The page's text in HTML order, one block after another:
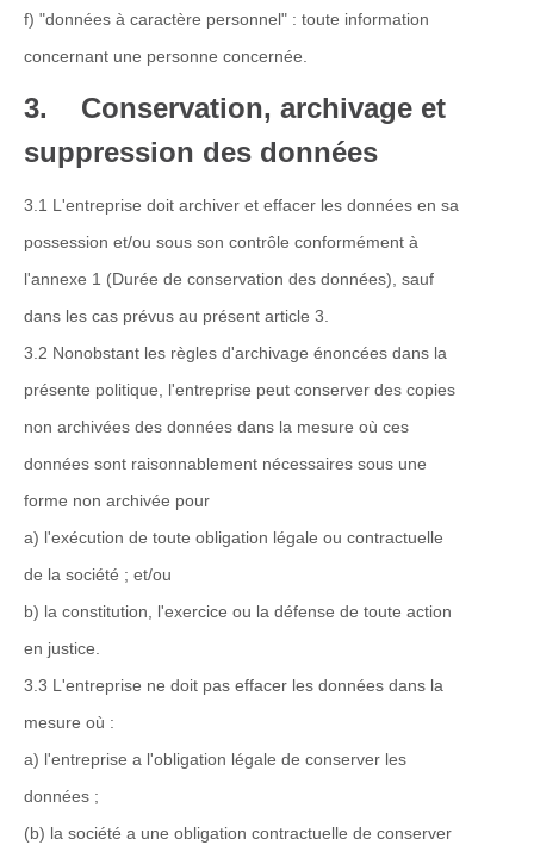
f) "données à caractère personnel" : toute information
concernant une personne concernée.
3. Conservation, archivage et
suppression des données
3.1 L'entreprise doit archiver et effacer les données en sa
possession et/ou sous son contrôle conformément à
l'annexe 1 (Durée de conservation des données), sauf
dans les cas prévus au présent article 3.
3.2 Nonobstant les règles d'archivage énoncées dans la
présente politique, l'entreprise peut conserver des copies
non archivées des données dans la mesure où ces
données sont raisonnablement nécessaires sous une
forme non archivée pour
a) l'exécution de toute obligation légale ou contractuelle
de la société ; et/ou
b) la constitution, l'exercice ou la défense de toute action
en justice.
3.3 L'entreprise ne doit pas effacer les données dans la
mesure où :
a) l'entreprise a l'obligation légale de conserver les
données ;
(b) la société a une obligation contractuelle de conserver